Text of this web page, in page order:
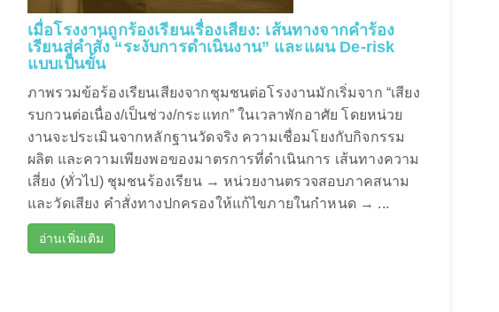
เมื่อโรงงานถูกร้องเรียนเรื่องเสียง: เส้นทางจากคำร้อง
เรียนสู่คำสั่ง “ระงับการดำเนินงาน” และแผน De-risk
แบบเป็นขั้น
ภาพรวมข้อร้องเรียนเสียงจากชุมชนต่อโรงงานมักเริ่มจาก “เสียง
รบกวนต่อเนื่อง/เป็นช่วง/กระแทก” ในเวลาพักอาศัย โดยหน่วย
งานจะประเมินจากหลักฐานวัดจริง ความเชื่อมโยงกับกิจกรรม
ผลิต และความเพียงพอของมาตรการที่ดำเนินการ เส้นทางความ
เสี่ยง (ทั่วไป) ชุมชนร้องเรียน → หน่วยงานตรวจสอบภาคสนาม
และวัดเสียง คำสั่งทางปกครองให้แก้ไขภายในกำหนด → ...
อ่านเพิ่มเติม